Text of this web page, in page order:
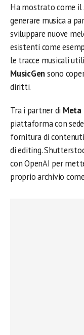
Ha mostrato come il
generare musica a
sviluppare nuove
esistenti come
le tracce musicali
MusicGensono
diritti.
Tra i partner di Meta
piattaforma con
fornitura di
di editing.
con OpenAI per
proprio archivio